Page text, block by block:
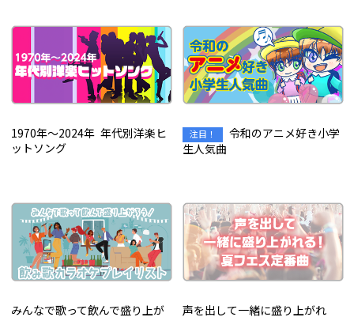
1970年～2024年 年代別洋楽ヒ
ットソング
令和のアニメ好き小学
生人気曲
みんなで歌って飲んで盛り上が
声を出して一緒に盛り上がれ